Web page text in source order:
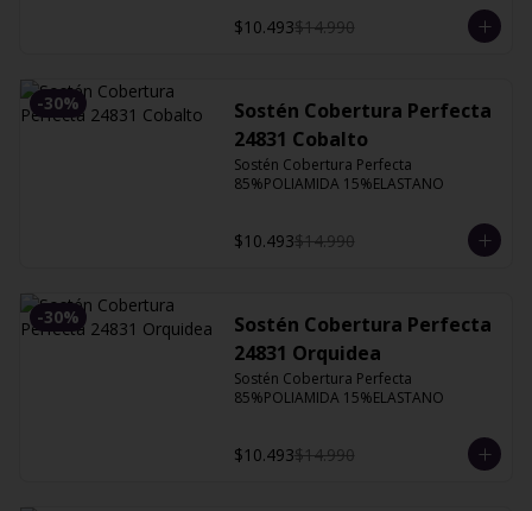
$10.493$14.990
-30%
Sostén Cobertura Perfecta
24831 Cobalto
Sostén Cobertura Perfecta
85%POLIAMIDA 15%ELASTANO
$10.493$14.990
-30%
Sostén Cobertura Perfecta
24831 Orquidea
Sostén Cobertura Perfecta
85%POLIAMIDA 15%ELASTANO
$10.493$14.990